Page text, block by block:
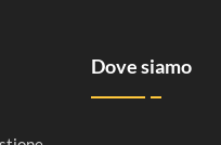
Dove siamo